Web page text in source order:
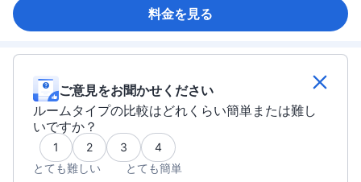
料金を見る
ご意見をお聞かせください
ルームタイプの比較はどれくらい簡単または難し
いですか？
1 2 3
4
とても難しい
とても簡単